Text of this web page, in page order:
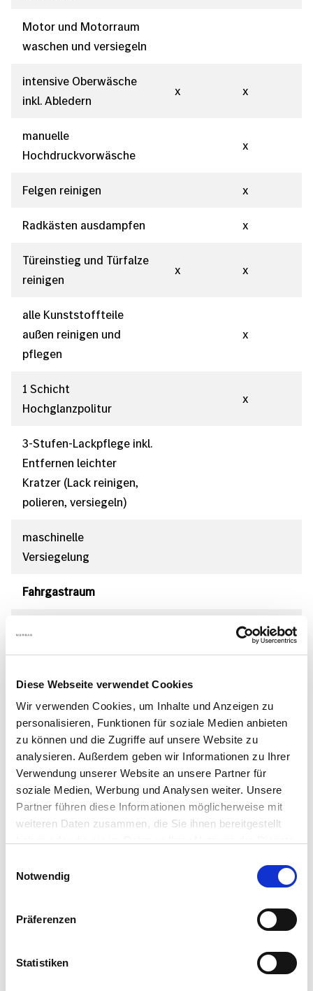
Diese Webseite verwendet Cookies
Wir verwenden Cookies, um Inhalte und Anzeigen zu
personalisieren, Funktionen für soziale Medien anbieten
zu können und die Zugriffe auf unsere Website zu
analysieren. Außerdem geben wir Informationen zu Ihrer
Verwendung unserer Website an unsere Partner für
soziale Medien, Werbung und Analysen weiter. Unsere
Partner führen diese Informationen möglicherweise mit
weiteren Daten zusammen, die Sie ihnen bereitgestellt
Notwendig
Präferenzen
Statistiken
Motor und Motorraum
waschen und versiegeln
intensive Oberwäsche
inkl. Abledern
x x
manuelle
Hochdruckvorwäsche
x
Felgen reinigen x
Radkästen ausdampfen x
Türeinstieg und Türfalze
reinigen
x x
alle Kunststoffteile
außen reinigen und
pflegen
x
1 Schicht
Hochglanzpolitur
x
3-Stufen-Lackpflege inkl.
Entfernen leichter
Kratzer (Lack reinigen,
polieren, versiegeln)
maschinelle
Versiegelung
Fahrgastraum
x
Polster und Teppiche
saugen (keine
Fleckenentfernung)
x
Fußmatten ausklopfen u.
reinigen
x
Dachhimmel reinigen x
Armaturenbrett, Cockpit
wischen